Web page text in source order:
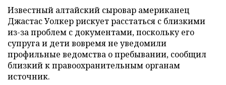
Известный алтайский сыровар американец
Джастас Уолкер рискует расстаться с близкими
из-за проблем с документами, поскольку его
супруга и дети вовремя не уведомили
профильные ведомства о пребывании, сообщил
близкий к правоохранительным органам
источник.